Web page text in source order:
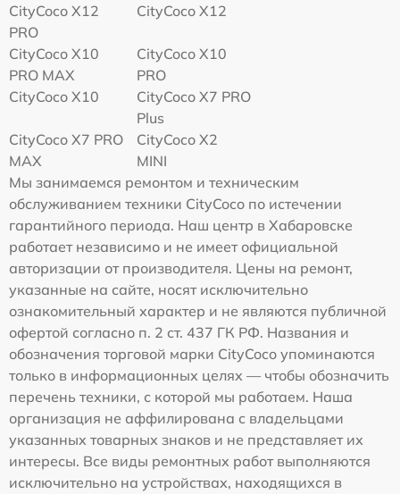
CityCoco X12
PRO
CityCoco X12
CityCoco X10
PRO MAX
CityCoco X10
PRO
CityCoco X10
CityCoco X7 PRO
Plus
CityCoco X7 PRO
MAX
CityCoco X2
MINI
Мы занимаемся ремонтом и техническим
обслуживанием техники CityCoco по истечении
гарантийного периода. Наш центр в Хабаровске
работает независимо и не имеет официальной
авторизации от производителя. Цены на ремонт,
указанные на сайте, носят исключительно
ознакомительный характер и не являются публичной
офертой согласно п. 2 ст. 437 ГК РФ. Названия и
обозначения торговой марки CityCoco упоминаются
только в информационных целях — чтобы обозначить
перечень техники, с которой мы работаем. Наша
организация не аффилирована с владельцами
указанных товарных знаков и не представляет их
интересы. Все виды ремонтных работ выполняются
исключительно на устройствах, находящихся в